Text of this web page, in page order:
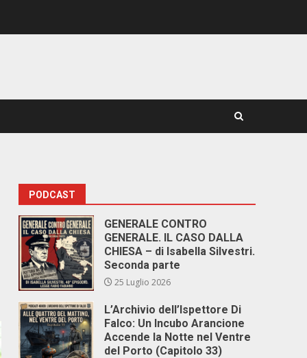
PODCAST
GENERALE CONTRO
GENERALE. IL CASO DALLA
CHIESA – di Isabella Silvestri.
Seconda parte
25 Luglio 2026
L’Archivio dell’Ispettore Di
Falco: Un Incubo Arancione
Accende la Notte nel Ventre
del Porto (Capitolo 33)